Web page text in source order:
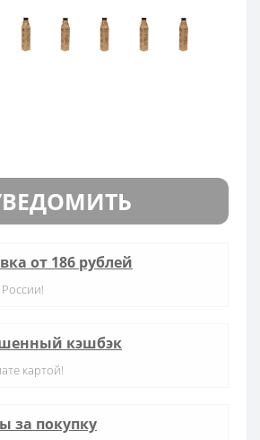
от 186 рублей
кэшбэк
картой!
за покупку